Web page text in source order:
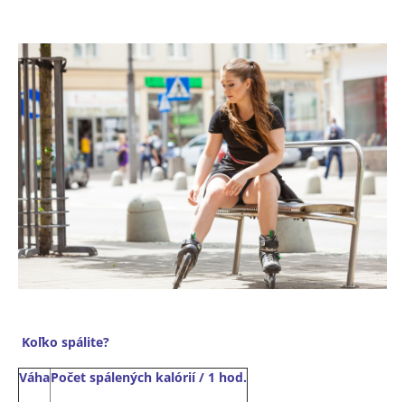
Koľko spálite?
VáhaPočet spálených kalórií / 1 hod.